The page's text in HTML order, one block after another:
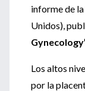
informe de
Unidos),
Los altos
por la